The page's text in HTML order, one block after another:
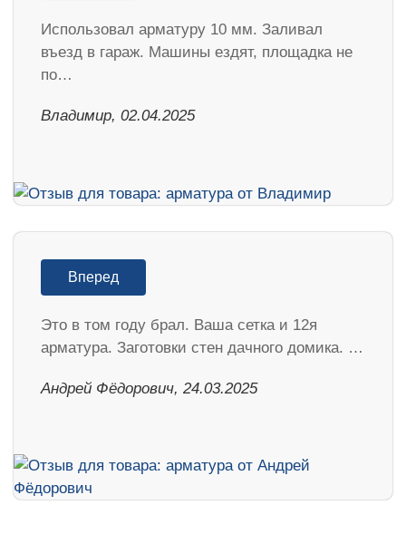
Использовал арматуру 10 мм. Заливал
въезд в гараж. Машины ездят, площадка не
по…
Владимир, 02.04.2025
Вперед
Это в том году брал. Ваша сетка и 12я
арматура. Заготовки стен дачного домика. …
Андрей Фёдорович, 24.03.2025